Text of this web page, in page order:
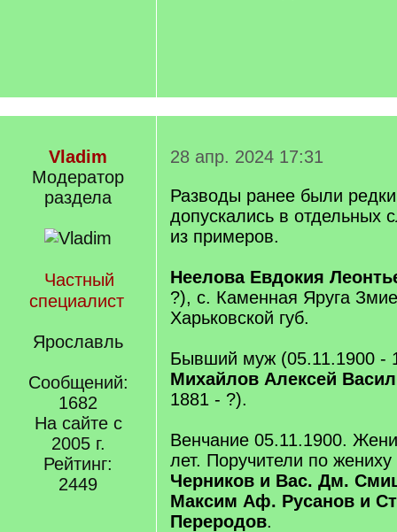
Vladim
Модератор
раздела
Частный
специалист
Ярославль
Сообщений:
1682
На сайте с
2005 г.
Рейтинг:
2449
28 апр. 2024 17:31
Разводы ранее были
допускались в отдельных
из примеров.
Неелова Евдокия
?), с. Каменная Яруга
Харьковской губ.
Бывший муж (05.11.1900 -
Михайлов Алексей
1881 - ?).
Венчание 05.11.1900.
лет. Поручители по жениху
Черников и Вас. Дм.
Максим Аф. Русанов и
Переродов.